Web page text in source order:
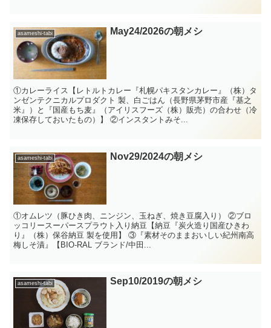
asameshi-tabi May24/2026の朝メシ
①カレーライス【レトルトカレー『札幌パキスタンカレー』（株）タ
ンゼンテクニカルプロダクト 製、白ごはん（長野県茅野市産『基之
米』）と『国産もち麦』（アイリスフーズ（株）販売）の合わせ（冷
凍保存しておいたもの）】 ②インスタントみそ...
asameshi-tabi Nov29/2024の朝メシ
①オムレツ（豚ひき肉、ニンジン、玉ねぎ、焼き豆腐入り） ②ブロ
ッコリースーパースプラウト入り納豆【納豆『炭火造り国産ひきわ
り』（株）保谷納豆 製を使用】 ③『素材そのままおいしい紀州南高
梅しそ漬』【BIO-RAL ブランド/中田...
asameshi-tabi Sep10/2019の朝メシ